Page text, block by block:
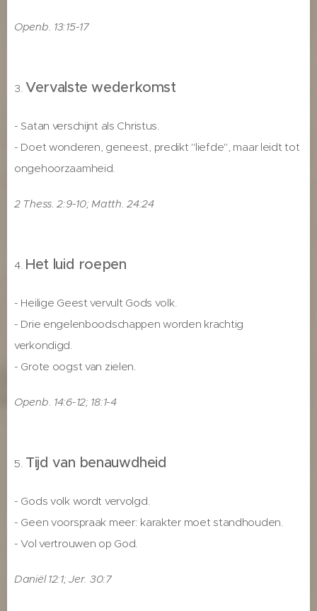
Openb. 13:15-17
3. Vervalste wederkomst
- Satan verschijnt als Christus.
- Doet wonderen, geneest, predikt "liefde", maar leidt tot
ongehoorzaamheid.
2 Thess. 2:9-10; Matth. 24:24
4. Het luid roepen
- Heilige Geest vervult Gods volk.
- Drie engelenboodschappen worden krachtig
verkondigd.
- Grote oogst van zielen.
Openb. 14:6-12; 18:1-4
5. Tijd van benauwdheid
- Gods volk wordt vervolgd.
- Geen voorspraak meer: karakter moet standhouden.
- Vol vertrouwen op God.
Daniël 12:1; Jer. 30:7